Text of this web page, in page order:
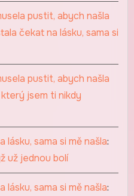
pustit, abych našla
čekat na lásku, sama si
pustit, abych našla
jsem ti nikdy
sama si mě našla:
už jednou bolí
sama si mě našla: